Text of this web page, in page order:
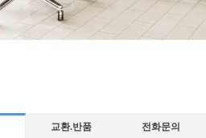
교환.반품 전화문의